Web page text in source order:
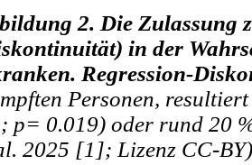
2. Die Zulassung
in der
Regression-
Personen,
p= 0.019) oder rund 20
2025 [1]; Lizenz CC-BY)